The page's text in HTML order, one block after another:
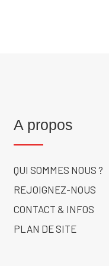
A propos
QUI SOMMES NOUS ?
REJOIGNEZ-NOUS
CONTACT & INFOS
PLAN DE SITE